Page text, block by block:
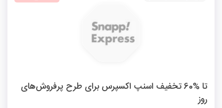
تا %60 تخفیف اسنپ اکسپرس برای طرح پرفروش‌های
روز